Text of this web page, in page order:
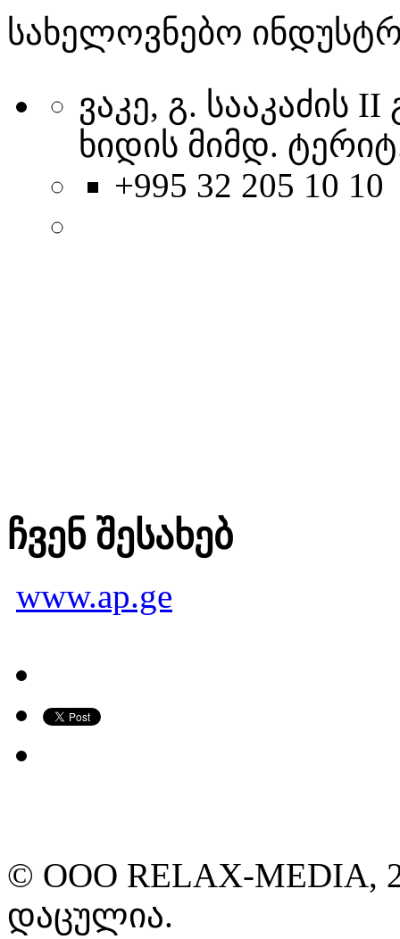
სახელოვნებო
ვაკე, გ. სააკაძის
ხიდის მიმდ.
+995 32 205 10 10
ჩვენ შესახებ
www.ap.ge
© ООО RELAX-MEDIA,
დაცულია.